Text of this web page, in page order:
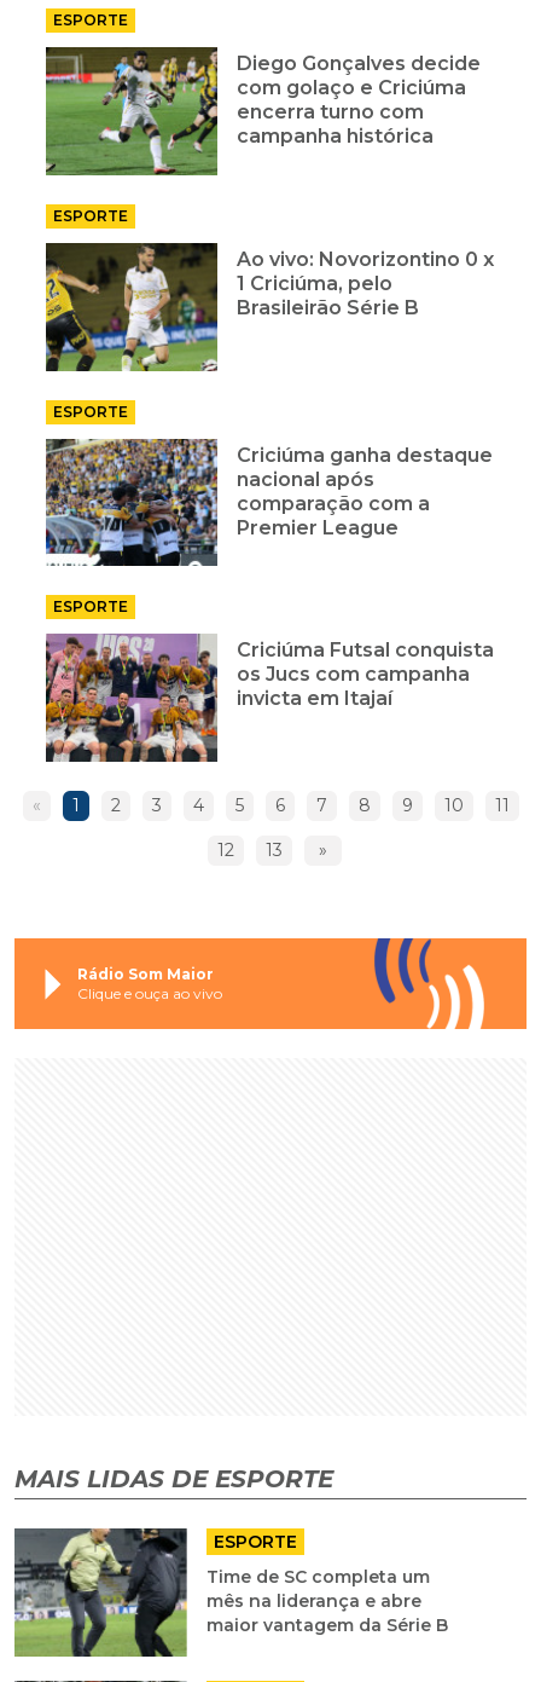
ESPORTE
Diego Gonçalves decide
com golaço e Criciúma
encerra turno com
campanha histórica
ESPORTE
Ao vivo: Novorizontino 0 x
1 Criciúma, pelo
Brasileirão Série B
ESPORTE
Criciúma ganha destaque
nacional após
comparação com a
Premier League
ESPORTE
Criciúma Futsal conquista
os Jucs com campanha
invicta em Itajaí
« 1 2 3 4 5 6 7 8 9 10 11
12 13 »
Rádio Som Maior
Clique e ouça ao vivo
MAIS LIDAS DE ESPORTE
ESPORTE
Time de SC completa um
mês na liderança e abre
maior vantagem da Série B